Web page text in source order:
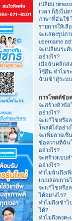
เปลี่ยน
เวลา ก็ยังไม่ต
ภาษาที่ฉันใช้
รายการให้เลื
จะแสดงรูปภ
username อย่
จะเปลี่ยนระ
อย่างไร?
เมื่อฉันคลิกส่ง
ใช้อื่น ทำไมร
ฉันเข้าสู่ระบ
การโพสต์ข้อ
จะสร้างหัวข้อ
อย่างไร?
จะแก้ไขหรือ
โพสต์ได้อย่าง
จะเพิ่มลายเซ็
ข้อความที่ฉัน
อย่างไร?
จะสร้างแบบส
อย่างไร?
ทำไมฉันถึงเ
แบบสอบถาม
จะแก้ไขหรือ
ได้อย่างไร?
ทำไมถึงเข้า
ได้?
ทำไมถึงลงค